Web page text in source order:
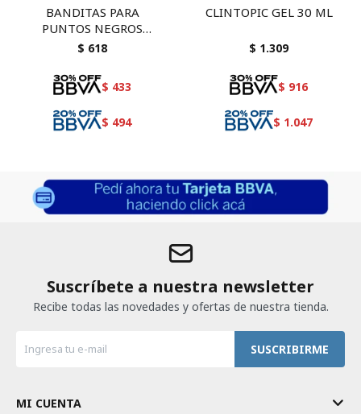
BANDITAS PARA
PUNTOS NEGROS
PUREDERM CRYSTAL 6 U
$ 618
$ 433
$ 494
CLINTOPIC GEL 30 ML
$ 1.309
$ 916
$ 1.047
Suscríbete a nuestra newsletter
Recibe todas las novedades y ofertas de nuestra tienda.
SUSCRIBIRME
MI CUENTA